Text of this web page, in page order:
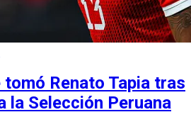
Renato Tapia tras
la Selección Peruana